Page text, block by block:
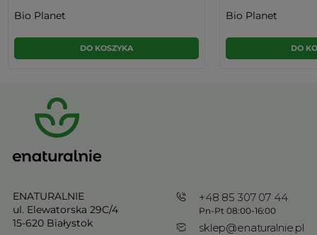
Bio Planet
DO KOSZYKA
Bio Planet
DO
ENATURALNIE
ul. Elewatorska 29C/4
15-620 Białystok
+48 85 307 07 44
Pn-Pt 08:00-16:00
sklep@enaturalnie.pl